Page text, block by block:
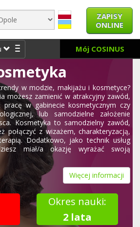
ZAPISY
ONLINE
Mój COSINUS
w modzie, makijażu i kosmetyce?
możesz zamienić w atrakcyjny zawód,
w gabinecie kosmetycznym czy
lub samodzielne założenie
Kosmetyka to samodzielny zawód,
połączyć z wizażem, charakteryzacją,
Dodatkowo, jako technik usług
miał/a okazję wyrażać swoją
Więcej informacji
Okres nauki:
2 lata